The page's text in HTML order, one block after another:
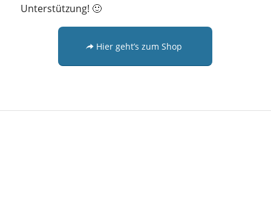
Unterstützung! 🙂
Hier geht’s zum Shop